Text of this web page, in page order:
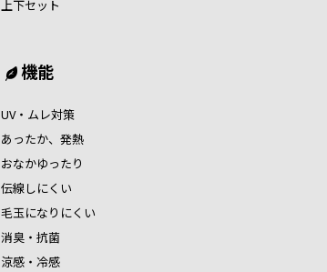
上下セット
機能
UV・ムレ対策
あったか、発熱
おなかゆったり
伝線しにくい
毛玉になりにくい
消臭・抗菌
涼感・冷感